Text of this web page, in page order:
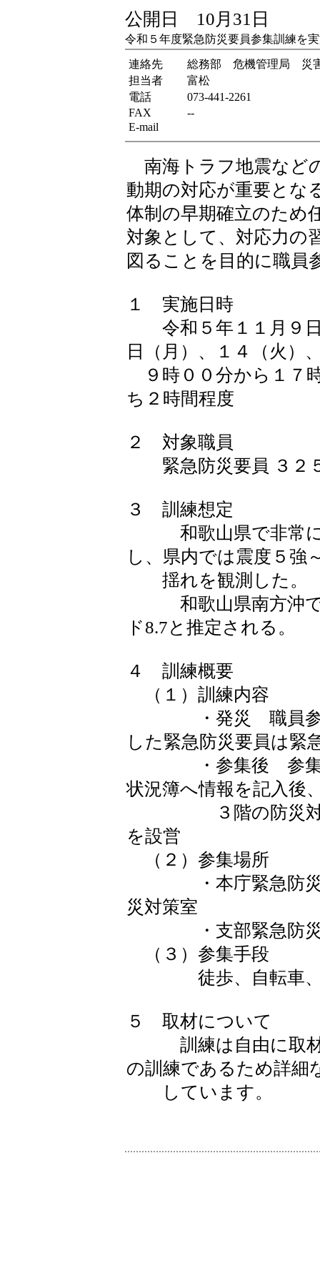
公開日 10月31日
令和５年度緊急防災要員参集訓練を
連絡先
総務部 危機管理局 災
担当者
富松
電話
073-441-2261
FAX
--
E-mail
南海トラフ地震など
動期の対応が重要とな
体制の早期確立のため
対象として、対応力の
図ることを目的に職員
１ 実施日時
令和５年１１月９日
日（月）、１４（火）
９時００分から１７
ち２時間程度
２ 対象職員
緊急防災要員 ３２
３ 訓練想定
和歌山県で非常に
し、県内では震度５強
揺れを観測した。
和歌山県南方沖で
ド8.7と推定される。
４ 訓練概要
（１）訓練内容
・発災 職員参集
した緊急防災要員は緊
・参集後 参集し
状況簿へ情報を記入後
３階の防災対策
を設営
（２）参集場所
・本庁緊急防災要
災対策室
・支部緊急防災要
（３）参集手段
徒歩、自転車、
５ 取材について
訓練は自由に取材
の訓練であるため詳細
しています。